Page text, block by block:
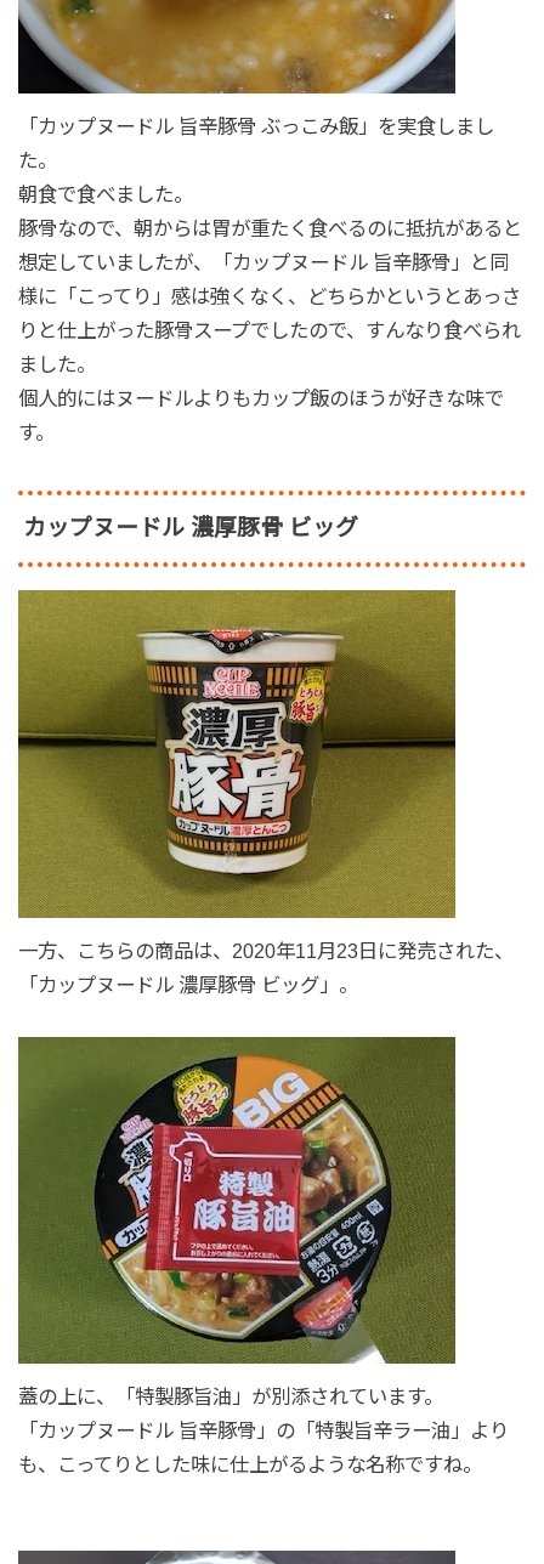
「カップヌードル 旨辛豚骨 ぶっこみ飯」を実食しまし
た。
朝食で食べました。
豚骨なので、朝からは胃が重たく食べるのに抵抗があると
想定していましたが、「カップヌードル 旨辛豚骨」と同
様に「こってり」感は強くなく、どちらかというとあっさ
りと仕上がった豚骨スープでしたので、すんなり食べられ
ました。
個人的にはヌードルよりもカップ飯のほうが好きな味で
す。
カップヌードル 濃厚豚骨 ビッグ
一方、こちらの商品は、2020年11月23日に発売された、
「カップヌードル 濃厚豚骨 ビッグ」。
蓋の上に、「特製豚旨油」が別添されています。
「カップヌードル 旨辛豚骨」の「特製旨辛ラー油」より
も、こってりとした味に仕上がるような名称ですね。